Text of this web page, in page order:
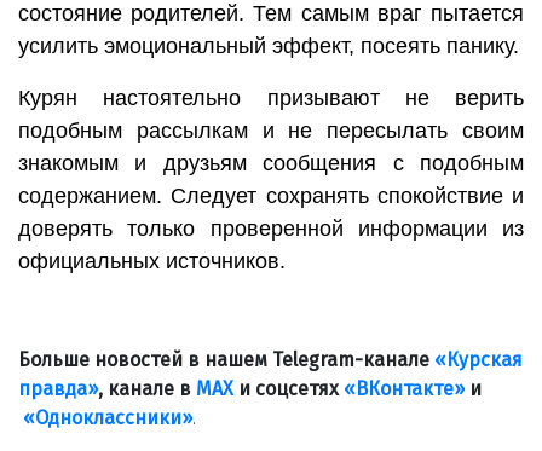
состояние родителей. Тем самым враг пытается
усилить эмоциональный эффект, посеять панику.
Курян настоятельно призывают не верить
подобным рассылкам и не пересылать своим
знакомым и друзьям сообщения с подобным
содержанием. Следует сохранять спокойствие и
доверять только проверенной информации из
официальных источников.
Больше новостей в нашем Telegram-канале «Курская
правда», канале в МАХи соцсетях «ВКонтакте»и
«Одноклассники».